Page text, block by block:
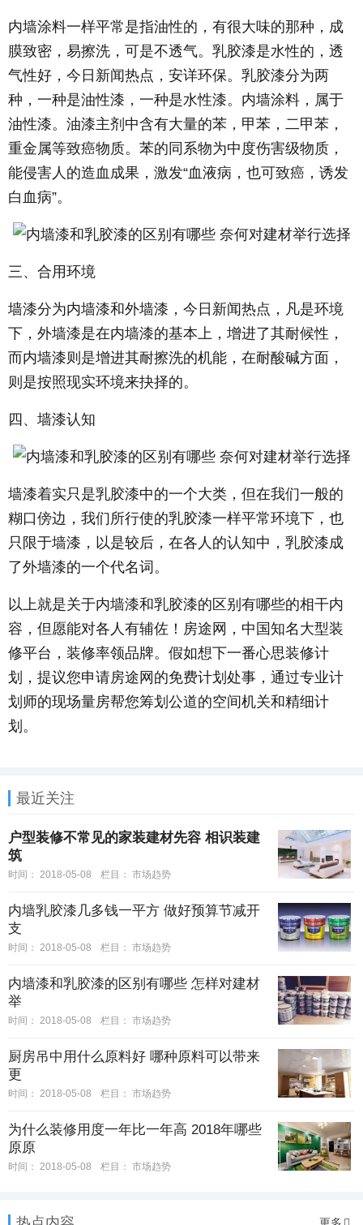
内墙涂料一样平常是指油性的，有很大味的那种，成
膜致密，易擦洗，可是不透气。乳胶漆是水性的，透
气性好，今日新闻热点，安详环保。乳胶漆分为两
种，一种是油性漆，一种是水性漆。内墙涂料，属于
油性漆。油漆主剂中含有大量的苯，甲苯，二甲苯，
重金属等致癌物质。苯的同系物为中度伤害级物质，
能侵害人的造血成果，激发“血液病，也可致癌，诱发
白血病”。
三、合用环境
墙漆分为内墙漆和外墙漆，今日新闻热点，凡是环境
下，外墙漆是在内墙漆的基本上，增进了其耐候性，
而内墙漆则是增进其耐擦洗的机能，在耐酸碱方面，
则是按照现实环境来抉择的。
四、墙漆认知
墙漆着实只是乳胶漆中的一个大类，但在我们一般的
糊口傍边，我们所行使的乳胶漆一样平常环境下，也
只限于墙漆，以是较后，在各人的认知中，乳胶漆成
了外墙漆的一个代名词。
以上就是关于内墙漆和乳胶漆的区别有哪些的相干内
容，但愿能对各人有辅佐！房途网，中国知名大型装
修平台，装修率领品牌。假如想下一番心思装修计
划，提议您申请房途网的免费计划处事，通过专业计
划师的现场量房帮您筹划公道的空间机关和精细计
划。
最近关注
户型装修不常见的家装建材先容 相识装建
筑
时间： 2018-05-08 栏目： 市场趋势
内墙乳胶漆几多钱一平方 做好预算节减开
支
时间： 2018-05-08 栏目： 市场趋势
内墙漆和乳胶漆的区别有哪些 怎样对建材
举
时间： 2018-05-08 栏目： 市场趋势
厨房吊中用什么原料好 哪种原料可以带来
更
时间： 2018-05-08 栏目： 市场趋势
为什么装修用度一年比一年高 2018年哪些
原原
时间： 2018-05-08 栏目： 市场趋势